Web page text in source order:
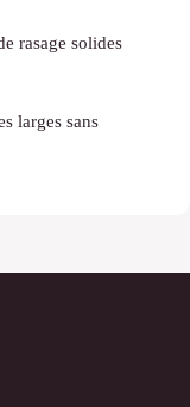
rasage solides
larges sans